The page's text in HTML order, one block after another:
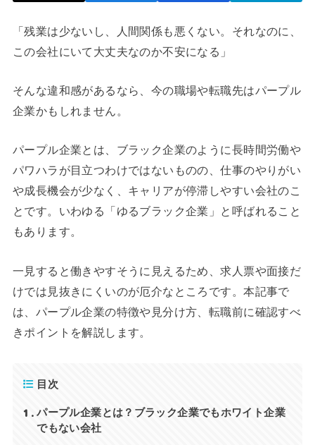
「残業は少ないし、人間関係も悪くない。それなのに、
この会社にいて大丈夫なのか不安になる」
そんな違和感があるなら、今の職場や転職先はパープル
企業かもしれません。
パープル企業とは、ブラック企業のように長時間労働や
パワハラが目立つわけではないものの、仕事のやりがい
や成長機会が少なく、キャリアが停滞しやすい会社のこ
とです。いわゆる「ゆるブラック企業」と呼ばれること
もあります。
一見すると働きやすそうに見えるため、求人票や面接だ
けでは見抜きにくいのが厄介なところです。本記事で
は、パープル企業の特徴や見分け方、転職前に確認すべ
きポイントを解説します。
目次
1
パープル企業とは？ブラック企業でもホワイト企業
でもない会社